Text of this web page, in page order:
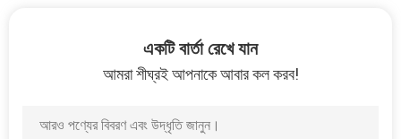
একটি বার্তা রেখে যান
আমরা শীঘ্রই আপনাকে আবার কল করব!